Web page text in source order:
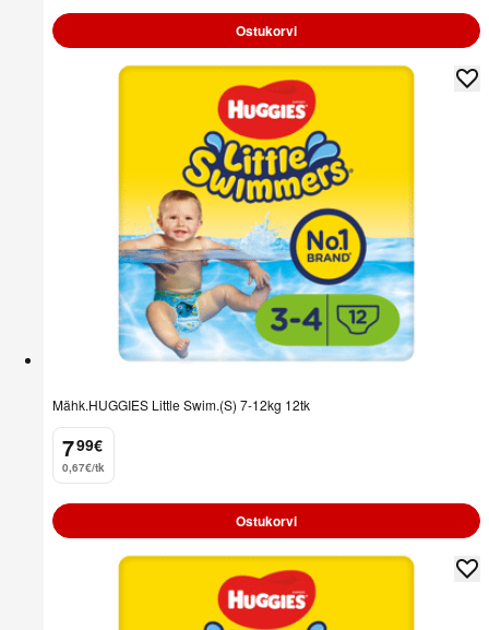
Ostukorvi
Mähk.HUGGIES Little Swim.(S) 7-12kg 12tk
7
. 99€
0,67€/tk
Ostukorvi